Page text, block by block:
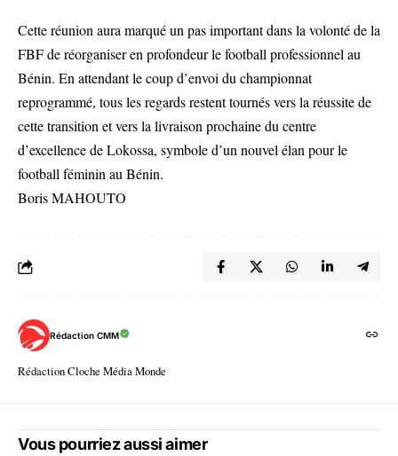
Cette réunion aura marqué un pas important dans la volonté de la
FBF de réorganiser en profondeur le football professionnel au
Bénin. En attendant le coup d’envoi du championnat
reprogrammé, tous les regards restent tournés vers la réussite de
cette transition et vers la livraison prochaine du centre
d’excellence de Lokossa, symbole d’un nouvel élan pour le
football féminin au Bénin.
Boris MAHOUTO
Rédaction CMM
Rédaction Cloche Média Monde
Vous pourriez aussi aimer